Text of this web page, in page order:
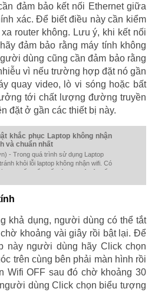
đảm bảo kết nối Ethernet giữa
xác. Để biết điều này cần kiểm
router không. Lưu ý, khi kết nối
đảm bảo rằng máy tính không
dùng cũng cần đảm bảo rằng
vì nếu trường hợp đặt nó gần
quay video, lò vi sóng hoặc bất
tới chất lượng đường truyền
đặt ở gần các thiết bị này.
khắc phục Laptop không nhận
và chuẩn nhất
- Trong quá trình sử dụng Laptop
khỏi lỗi laptop không nhận wifi. Có
do thiếu hiểu biết công nghệ nên rất
khả dụng, người dùng có thể tắt
khoảng vài giây rồi bật lại. Để
này người dùng hãy Click chọn
trên cùng bên phải màn hình rồi
Wifi OFF sau đó chờ khoảng 30
dùng Click chọn biểu tượng